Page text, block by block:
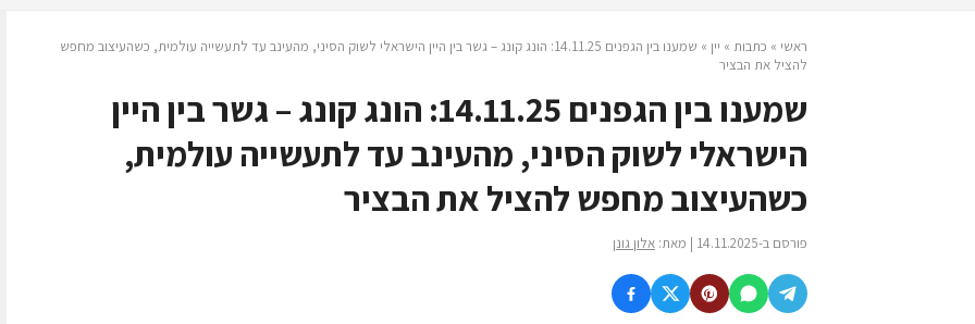
ראשי » כתבות » יין »
שמענו בין הגפנים 14.11.25: הונג קונג – גשר בין היין הישראלי לשוק הסיני, מהעינב עד לתעשייה עולמית, כשהעיצוב מחפש
להציל את הבציר
שמענו בין הגפנים 14.11.25: הונג קונג – גשר בין היין
הישראלי לשוק הסיני, מהעינב עד לתעשייה עולמית,
כשהעיצוב מחפש להציל את הבציר
פורסם ב-14.11.2025 | מאת: אלון גונן